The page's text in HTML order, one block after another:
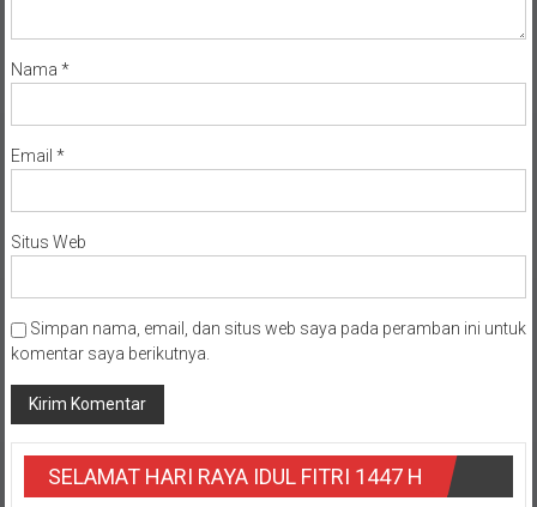
Nama *
Email *
Situs Web
Simpan nama, email, dan situs web saya pada peramban ini untuk
komentar saya berikutnya.
SELAMAT HARI RAYA IDUL FITRI 1447 H